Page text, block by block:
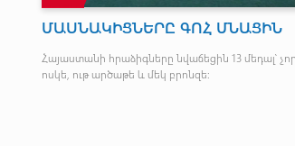
ՄԱՍՆԱԿԻՑՆԵՐԸ ԳՈՀ ՄՆԱՑԻՆ
Հայաստանի հրաձիգները նվաճեցին 13 մեդալ՝
ոսկե, ութ արծաթե և մեկ բրոնզե: